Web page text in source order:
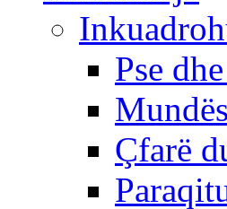
Pse
Çfarë